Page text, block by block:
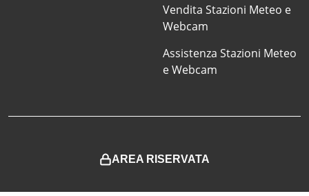
Vendita Stazioni Meteo e
Webcam
Assistenza Stazioni Meteo
e Webcam
AREA RISERVATA